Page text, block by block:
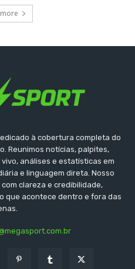
à cobertura completa do
Reunimos notícias, palpites,
análises e estatísticas em
e linguagem direta. Nosso
clareza e credibilidade,
que acontece dentro e fora das